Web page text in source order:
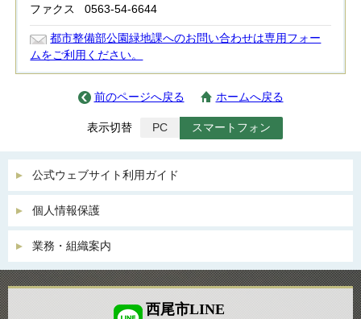
ファクス
0563-54-6644
都市整備部公園緑地課へのお問い合わせは専用フォー
ムをご利用ください。
前のページへ戻る ホームへ戻る
表示切替 PC スマートフォン
公式ウェブサイト利用ガイド
個人情報保護
業務・組織案内
西尾市LINE